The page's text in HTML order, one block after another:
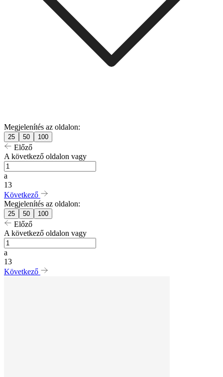
Megjelenítés az oldalon:
25 50 100
Előző
A következő oldalon vagy
a
13
Következő
Megjelenítés az oldalon:
25 50 100
Előző
A következő oldalon vagy
a
13
Következő